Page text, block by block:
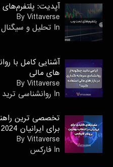
آپدیت:
By Vittaverse
In تحلیل و سیگنال
آشنایی کامل با
های مالی
By Vittaverse
In روانشناسى ترید
تخصصی ترین
برای ایرانیان 2024
By Vittaverse
In فاركس